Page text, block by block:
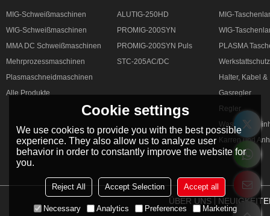
MIG-Schweißmaschinen
WIG-Schweißmaschinen
MMA DC Schweißmaschinen
Mehrprozessmaschinen
Plasmaschneidmaschinen
Alle Produkte
ALUTIG-250HD
PROMIG-200SYN
PROMIG-200SYN Puls
STC-205AC/DC
MIG-
WIG-
PLASMA
Werkstattschutz
Halter, Kabel
Gasregler
Regler
Karren und
ÜBER UNS
Cookie settings
We use cookies to provide you with the best possible
experience. They also allow us to analyze user
behavior in order to constantly improve the website for
you.
Reject All Accept Selection Accept all
Necessary Analytics Preferences Marketing